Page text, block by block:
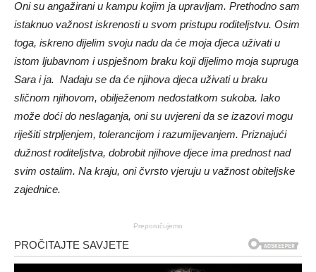
Oni su angažirani u kampu kojim ja upravljam. Prethodno sam
istaknuo važnost iskrenosti u svom pristupu roditeljstvu. Osim
toga, iskreno dijelim svoju nadu da će moja djeca uživati ​​u
istom ljubavnom i uspješnom braku koji dijelimo moja supruga
Sara i ja. Nadaju se da će njihova djeca uživati ​​u braku
sličnom njihovom, obilježenom nedostatkom sukoba. Iako
može doći do neslaganja, oni su uvjereni da se izazovi mogu
riješiti strpljenjem, tolerancijom i razumijevanjem. Priznajući
dužnost roditeljstva, dobrobit njihove djece ima prednost nad
svim ostalim. Na kraju, oni čvrsto vjeruju u važnost obiteljske
zajednice.
Preporučujemo